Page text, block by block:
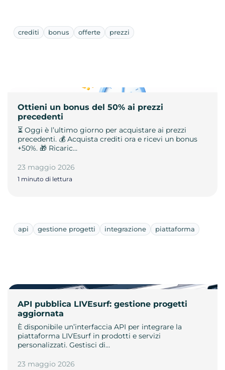
crediti bonus offerte prezzi
Ottieni un bonus del 50% ai prezzi
precedenti
⏳ Oggi è l’ultimo giorno per acquistare ai prezzi
precedenti. 💰 Acquista crediti ora e ricevi un bonus
+50%. 🎁 Ricaric…
23 maggio 2026
1 minuto di lettura
api gestione progetti integrazione piattaforma
API pubblica LIVEsurf: gestione progetti
aggiornata
È disponibile un’interfaccia API per integrare la
piattaforma LIVEsurf in prodotti e servizi
personalizzati. Gestisci di…
23 maggio 2026